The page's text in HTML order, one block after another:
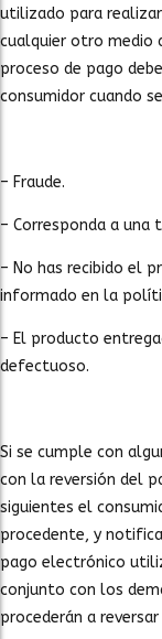
utilizado para
cualquier otro medio
proceso de pago
consumidor cuando
– Fraude.
– Corresponda a una
– No has recibido el
informado en la
– El producto
defectuoso.
Si se cumple con
con la reversión del
siguientes el
procedente, y
pago electrónico
conjunto con los
procederán a